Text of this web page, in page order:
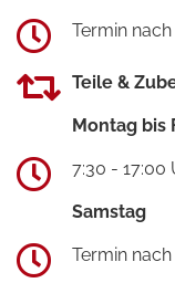
Termin
Teile &
Montag bis
7:30 - 17:00
Samstag
Termin